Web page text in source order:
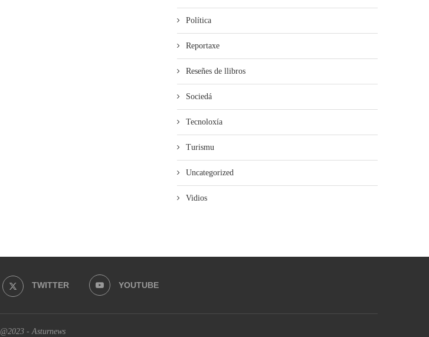
Política
Reportaxe
Reseñes de llibros
Sociedá
Tecnoloxía
Turismu
Uncategorized
Vidios
TWITTER YOUTUBE
@2023 - Asturnews